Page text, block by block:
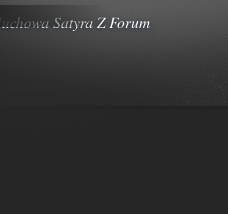
Satyra Z Forum